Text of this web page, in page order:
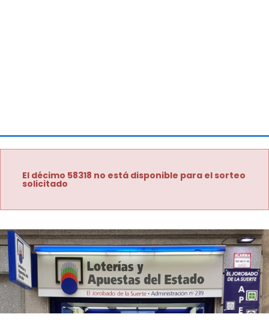
El décimo 58318 no está disponible para el sorteo
solicitado